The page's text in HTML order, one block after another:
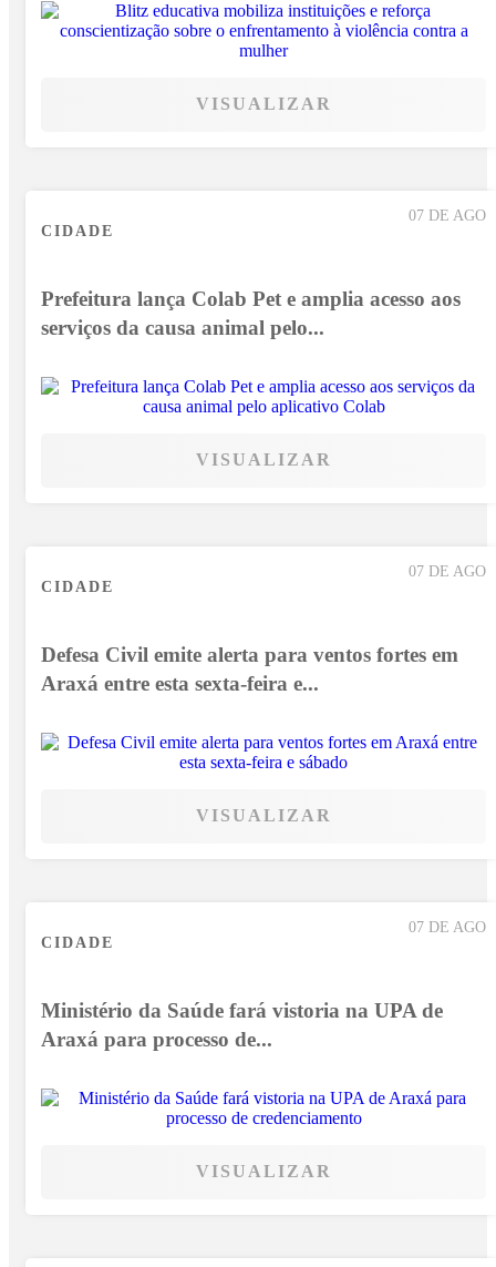
VISUALIZAR
07 DE AGO
CIDADE
Prefeitura lança Colab Pet e amplia acesso aos
serviços da causa animal pelo...
VISUALIZAR
07 DE AGO
CIDADE
Defesa Civil emite alerta para ventos fortes em
Araxá entre esta sexta-feira e...
VISUALIZAR
07 DE AGO
CIDADE
Ministério da Saúde fará vistoria na UPA de
Araxá para processo de...
VISUALIZAR